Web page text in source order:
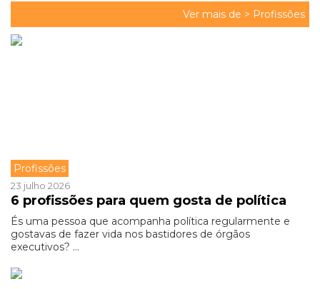
Ver mais de > Profissões
Profissões
23 julho 2026
6 profissões para quem gosta de política
És uma pessoa que acompanha política regularmente e
gostavas de fazer vida nos bastidores de órgãos
executivos? ...